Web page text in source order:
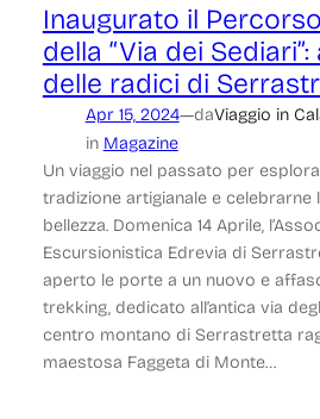
Inaugurato il
della “Via dei
delle radici di
Apr 15, 2024—daViaggio in
in Magazine
Un viaggio nel passato per
tradizione artigianale e celebrarne
bellezza. Domenica 14 Aprile,
Escursionistica Edrevia di
aperto le porte a un nuovo e
trekking, dedicato all’antica via
centro montano di Serrastretta
maestosa Faggeta di Monte…